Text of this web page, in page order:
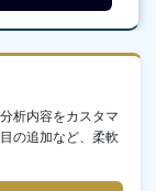
析内容をカスタマ
の追加など、柔軟